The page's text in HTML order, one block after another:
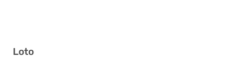
Loto